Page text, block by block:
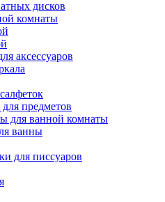
дисков
комнаты
аксессуаров
предметов
для ванной комнаты
ванны
для писсуаров